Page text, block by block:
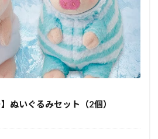
ぬいぐるみセット（2個）